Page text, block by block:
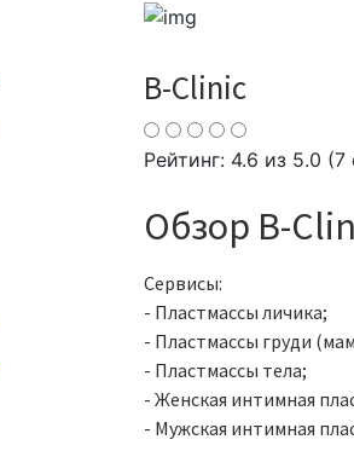
B-Clinic
Рейтинг: 4.6 из 5.0 (7
Обзор B-
Сервисы:
- Пластмассы личика;
- Пластмассы груди
- Пластмассы тела;
- Женская интимная
- Мужская интимная